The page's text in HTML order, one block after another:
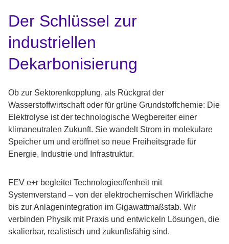
:
Der Schlüssel zur
industriellen
Dekarbonisierung
Ob zur Sektorenkopplung, als Rückgrat der
Wasserstoffwirtschaft oder für grüne Grundstoffchemie: Die
Elektrolyse ist der technologische Wegbereiter einer
klimaneutralen Zukunft. Sie wandelt Strom in molekulare
Speicher um und eröffnet so neue Freiheitsgrade für
Energie, Industrie und Infrastruktur.
FEV e+r begleitet Technologieoffenheit mit
Systemverstand – von der elektrochemischen Wirkfläche
bis zur Anlagenintegration im Gigawattmaßstab. Wir
verbinden Physik mit Praxis und entwickeln Lösungen, die
skalierbar, realistisch und zukunftsfähig sind.